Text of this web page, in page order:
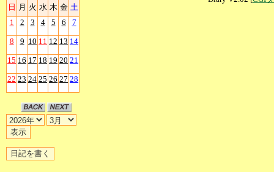
日 月 火 水 木 金 土
1
2 3 4 5 6 7
8 9 10 11 12 13 14
15 16 17 18 19 20 21
22 23 24 25 26 27 28